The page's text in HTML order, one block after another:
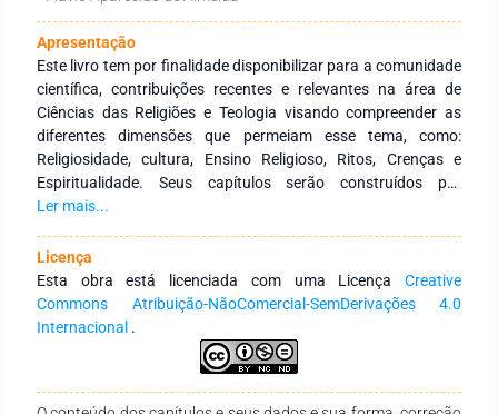
Apresentação
Este livro tem por finalidade disponibilizar para a comunidade
científica, contribuições recentes e relevantes na área de
Ciências das Religiões e Teologia visando compreender as
diferentes dimensões que permeiam esse tema, como:
Religiosidade, cultura, Ensino Religioso, Ritos, Crenças e
Espiritualidade. Seus capítulos serão construídos por
diferentes vertentes da Ciência que tem por finalidade a
culturais de expressão de uma crença. Buscar compreender o
Transcendente é também resgatar a história da Humanidade
e perceber que a religiosidade permeia os diferentes espaços.
Ler mais...
Licença
Esta obra está licenciada com uma Licença Creative
Commons Atribuição-NãoComercial-SemDerivações 4.0
Internacional .